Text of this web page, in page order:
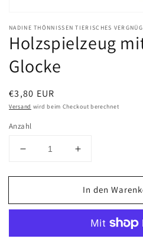
NADINE THÖNNISSEN TIERISCHES
Holzspielzeug
Glocke
Normaler
Preis
€3,80 EUR
Versand wird beim Checkout berechnet
Anzahl
Verringere
Menge
Holzspielzeug
Erhöhe
Menge
für
Holzspielzeug
Seil
In den